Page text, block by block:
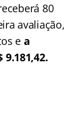
80
avaliação,
e a